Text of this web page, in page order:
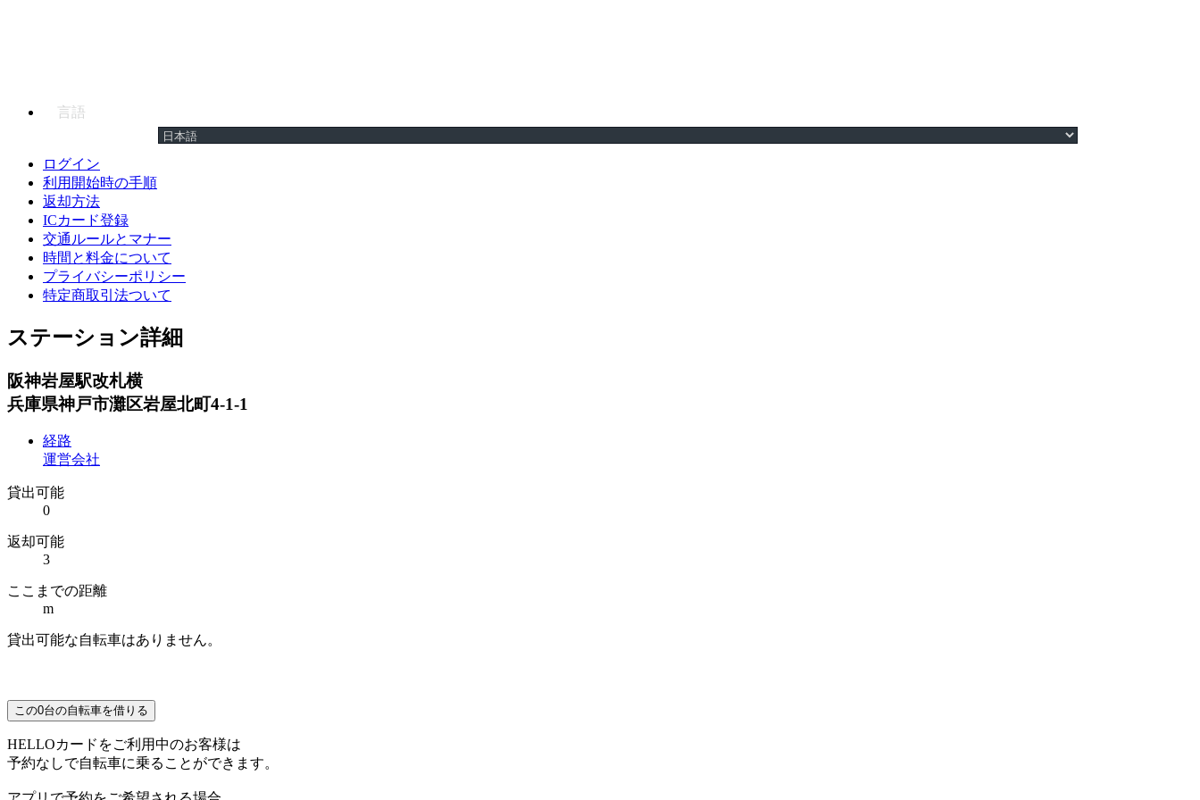
言語
ログイン
利用開始時の手順
返却方法
ICカード登録
交通ルールとマナー
時間と料金について
プライバシーポリシー
特定商取引法ついて
ステーション詳細
阪神岩屋駅改札横
兵庫県神戸市灘区岩屋北町4-1-1
経路
運営会社
貸出可能
0
返却可能
3
ここまでの距離
m
貸出可能な自転車はありません。
この0台の自転車を借りる
HELLOカードをご利用中のお客様は
予約なしで自転車に乗ることができます。